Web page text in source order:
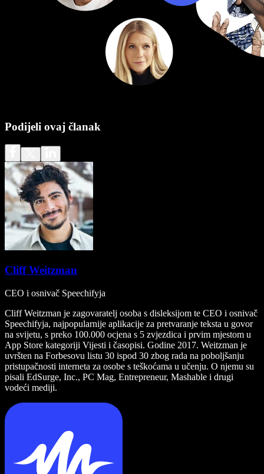
Podijeli ovaj članak
Cliff Weitzman
CEO i osnivač Speechifyja
Cliff Weitzman je zagovaratelj osoba s disleksijom te CEO i osnivač
Speechifyja, najpopularnije aplikacije za pretvaranje teksta u govor
na svijetu, s preko 100.000 ocjena s 5 zvjezdica i prvim mjestom u
App Store kategoriji Vijesti i časopisi. Godine 2017. Weitzman je
uvršten na Forbesovu listu 30 ispod 30 zbog rada na poboljšanju
pristupačnosti interneta za osobe s teškoćama u učenju. O njemu su
pisali EdSurge, Inc., PC Mag, Entrepreneur, Mashable i drugi
vodeći mediji.